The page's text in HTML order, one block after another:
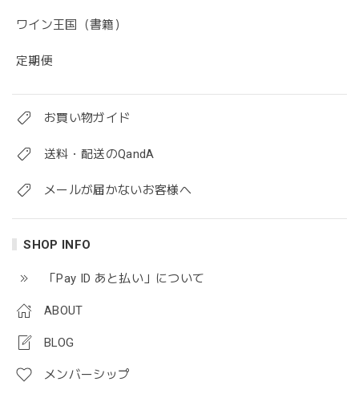
ワイン王国（書籍）
定期便
お買い物ガイド
送料・配送のQandA
メールが届かないお客様へ
SHOP INFO
「Pay ID あと払い」について
ABOUT
BLOG
メンバーシップ